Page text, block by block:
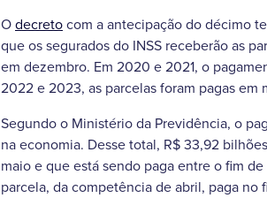
Odecretocom a antecipação do décimo
que os segurados do INSS receberão as
em dezembro. Em 2020 e 2021, o
2022 e 2023, as parcelas foram pagas em
Segundo o Ministério da Previdência, o
na economia. Desse total, R$ 33,92
maio e que está sendo paga entre o fim
parcela, da competência de abril, paga no